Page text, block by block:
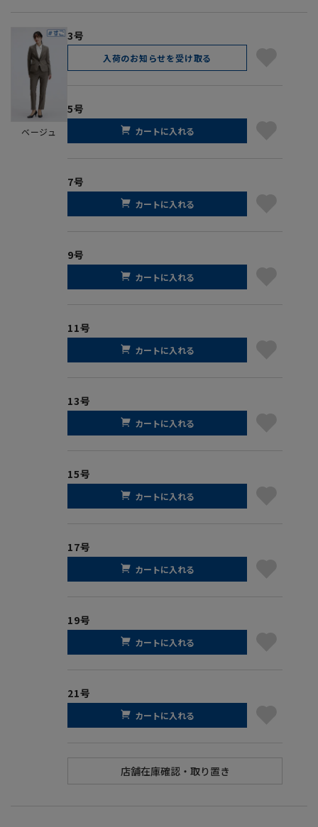
ベージュ
3号
入荷のお知らせを受け取る
5号
カートに入れる
7号
カートに入れる
9号
カートに入れる
11号
カートに入れる
13号
カートに入れる
15号
カートに入れる
17号
カートに入れる
19号
カートに入れる
21号
カートに入れる